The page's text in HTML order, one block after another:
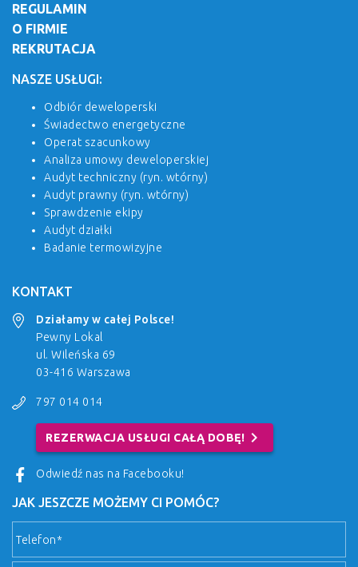
REGULAMIN
O FIRMIE
REKRUTACJA
NASZE USŁUGI:
Odbiór deweloperski
Świadectwo energetyczne
Operat szacunkowy
Analiza umowy deweloperskiej
Audyt techniczny (ryn. wtórny)
Audyt prawny (ryn. wtórny)
Sprawdzenie ekipy
Audyt działki
Badanie termowizyjne
KONTAKT
Działamy w całej Polsce!
Pewny Lokal
ul. Wileńska 69
03-416 Warszawa
797 014 014
REZERWACJA USŁUGI CAŁĄ DOBĘ! chevron_right
Odwiedź nas na Facebooku!
JAK JESZCZE MOŻEMY CI POMÓC?